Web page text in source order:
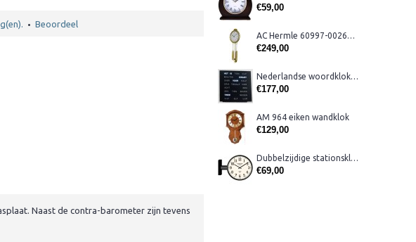
€59,00
AC Hermle 60997-00261 wandklok
€249,00
Nederlandse woordklok zwart AMS 1265
€177,00
AM 964 eiken wandklok
€129,00
Dubbelzijdige stationsklok metaal 1879
€69,00
• Beoordeel
Naast de contra-barometer zijn tevens